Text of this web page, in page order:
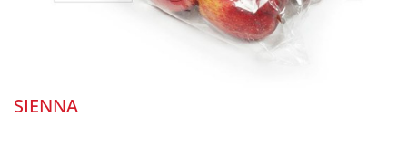
SIENNA